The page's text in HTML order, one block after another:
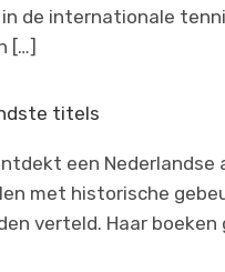
de internationale
[…]
titels
een
met historische
verteld. Haar